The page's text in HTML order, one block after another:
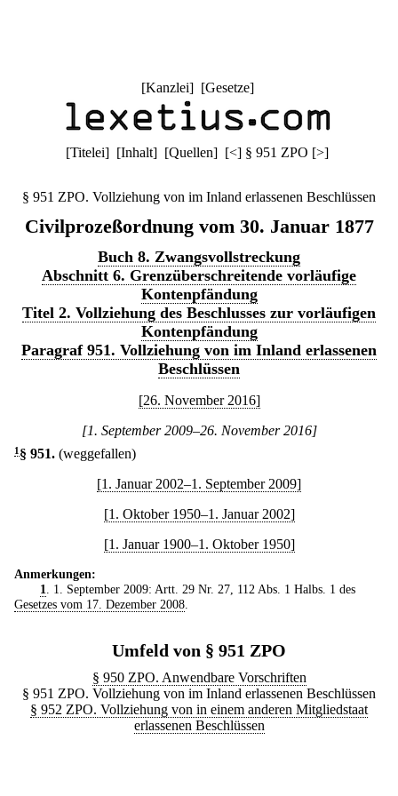
[Kanzlei] [Gesetze]
[Titelei] [Inhalt] [Quellen] [<] § 951 ZPO [>]
§ 951 ZPO. Vollziehung von im Inland erlassenen Beschlüssen
Civilprozeßordnung vom 30. Januar 1877
Buch 8. Zwangsvollstreckung
Abschnitt 6. Grenzüberschreitende vorläufige
Kontenpfändung
Titel 2. Vollziehung des Beschlusses zur vorläufigen
Kontenpfändung
Paragraf 951. Vollziehung von im Inland erlassenen
Beschlüssen
[26. November 2016]
[1. September 2009–26. November 2016]
1 § 951. (weggefallen)
[1. Januar 2002–1. September 2009]
[1. Oktober 1950–1. Januar 2002]
[1. Januar 1900–1. Oktober 1950]
Anmerkungen:
1
. 1. September 2009: Artt. 29 Nr. 27, 112 Abs. 1 Halbs. 1 des
Gesetzes vom 17. Dezember 2008
Umfeld von § 951 ZPO
§ 950 ZPO. Anwendbare Vorschriften
§ 951 ZPO. Vollziehung von im Inland erlassenen Beschlüssen
§ 952 ZPO. Vollziehung von in einem anderen Mitgliedstaat
erlassenen Beschlüssen